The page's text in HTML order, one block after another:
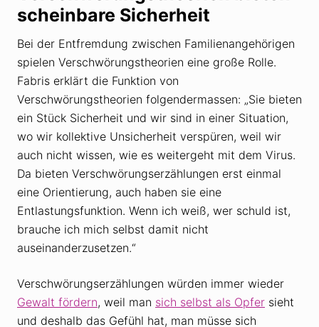
scheinbare Sicherheit
Bei der Entfremdung zwischen Familienangehörigen
spielen Verschwörungstheorien eine große Rolle.
Fabris erklärt die Funktion von
Verschwörungstheorien folgendermassen: „Sie bieten
ein Stück Sicherheit und wir sind in einer Situation,
wo wir kollektive Unsicherheit verspüren, weil wir
auch nicht wissen, wie es weitergeht mit dem Virus.
Da bieten Verschwörungserzählungen erst einmal
eine Orientierung, auch haben sie eine
Entlastungsfunktion. Wenn ich weiß, wer schuld ist,
brauche ich mich selbst damit nicht
auseinanderzusetzen.“
Verschwörungserzählungen würden immer wieder
Gewalt fördern, weil man sich selbst als Opfer sieht
und deshalb das Gefühl hat, man müsse sich